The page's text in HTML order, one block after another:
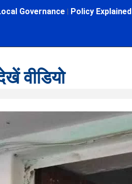
Governance Policy Explained
वीडियोे